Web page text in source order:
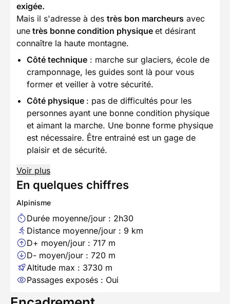
exigée.
Mais il s'adresse à des très bon marcheurs avec
une très bonne condition physique et désirant
connaître la haute montagne.
Côté technique : marche sur glaciers, école de
cramponnage, les guides sont là pour vous
former et veiller à votre sécurité.
Côté physique : pas de difficultés pour les
personnes ayant une bonne condition physique
et aimant la marche. Une bonne forme physique
est nécessaire. Être entrainé est un gage de
plaisir et de sécurité.
Voir plus
En quelques chiffres
Alpinisme
Durée moyenne/jour : 2h30
Distance moyenne/jour : 9 km
D+ moyen/jour : 717 m
D- moyen/jour : 720 m
Altitude max : 3730 m
Passages exposés : Oui